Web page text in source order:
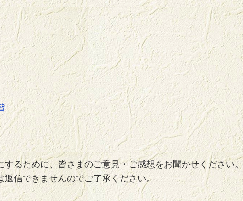
るために、皆さまのご意見・ご感想をお聞かせください。
信できませんのでご了承ください。